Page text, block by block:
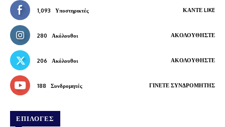
1,093 Υποστηρικτές ΚΆΝΤΕ LIKE
280 Ακόλουθοι ΑΚΟΛΟΥΘΉΣΤΕ
206 Ακόλουθοι ΑΚΟΛΟΥΘΉΣΤΕ
188 Συνδρομητές ΓΊΝΕΤΕ ΣΥΝΔΡΟΜΗΤΉΣ
ΕΠΙΛΟΓΕΣ